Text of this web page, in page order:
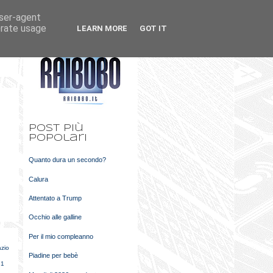
Post più
popolari
Quanto dura un secondo?
Calura
Attentato a Trump
Occhio alle galline
Per il mio compleanno
Piadine per bebè
agent
usage
LEARN MORE GOT IT